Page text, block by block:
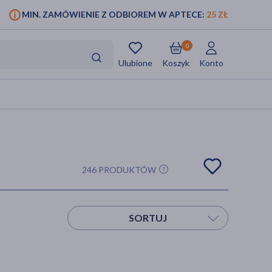
MIN. ZAMÓWIENIE Z ODBIOREM W APTECE: 25 ZŁ
Ulubione Koszyk
0
Konto
246 PRODUKTÓW
SORTUJ